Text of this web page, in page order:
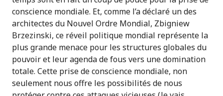
conscience mondiale. Et, comme l’a déclaré un des
architectes du Nouvel Ordre Mondial, Zbigniew
Brzezinski, ce réveil politique mondial représente la
plus grande menace pour les structures globales du
pouvoir et leur agenda de fous vers une domination
totale. Cette prise de conscience mondiale, non
seulement nous offre les possibilités de nous